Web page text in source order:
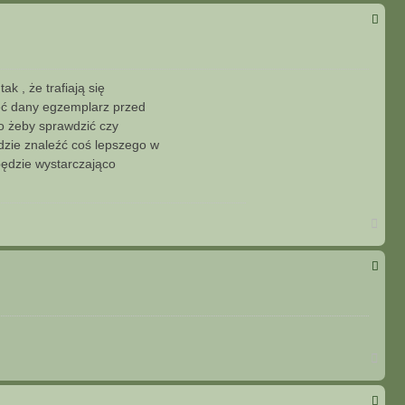
ó
, że trafiają się
dany egzemplarz przed
żeby sprawdzić czy
znaleźć coś lepszego w
wystarczająco
g
ó
g
ó